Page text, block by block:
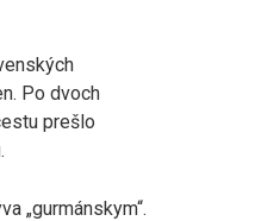
Po dvoch
prešlo
„gurmánskym“.